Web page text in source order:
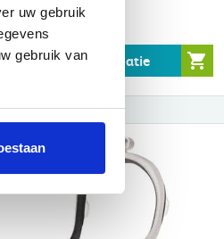
uw gebruik
gebruik van
€37,76
Meer informatie